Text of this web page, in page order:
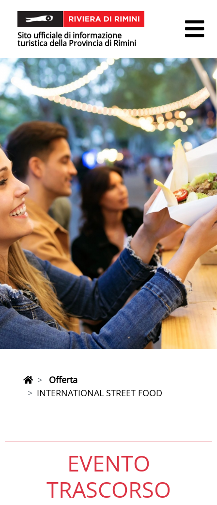
Sito ufficiale di informazione
turistica della Provincia di Rimini
Offerta
INTERNATIONAL STREET FOOD
EVENTO
TRASCORSO